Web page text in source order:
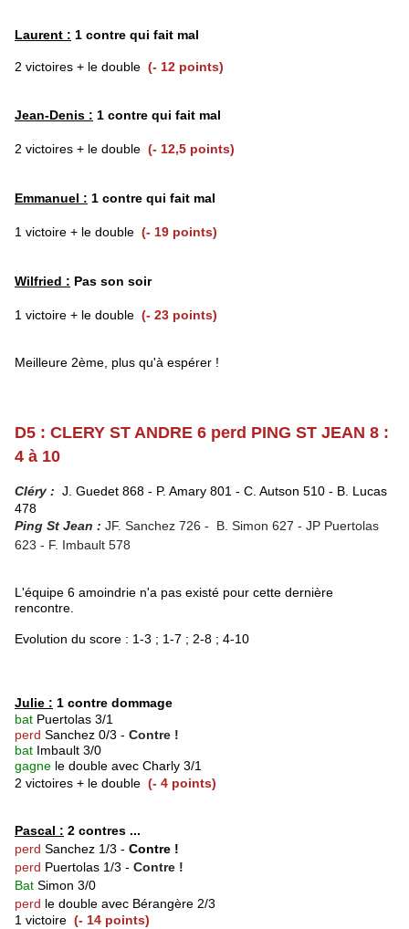
Laurent : 1 contre qui fait mal
2 victoires + le double (- 12 points)
Jean-Denis : 1 contre qui fait mal
2 victoires + le double (- 12,5 points)
Emmanuel : 1 contre qui fait mal
1 victoire + le double (- 19 points)
Wilfried : Pas son soir
1 victoire + le double (- 23 points)
Meilleure 2ème, plus qu'à espérer !
D5 : CLERY ST ANDRE 6 perd PING ST JEAN 8 :
4 à 10
Cléry : J. Guedet 868 - P. Amary 801 - C. Autson 510 - B. Lucas
478
Ping St Jean : JF. Sanchez 726 - B. Simon 627 - JP Puertolas
623 - F. Imbault 578
L'équipe 6 amoindrie n'a pas existé pour cette dernière
rencontre.
Evolution du score : 1-3 ; 1-7 ; 2-8 ; 4-10
Julie : 1 contre dommage
bat Puertolas 3/1
perd Sanchez 0/3 - Contre !
bat Imbault 3/0
gagne le double avec Charly 3/1
2 victoires + le double (- 4 points)
Pascal : 2 contres ...
perd Sanchez 1/3 - Contre !
perd Puertolas 1/3 - Contre !
Bat Simon 3/0
perd le double avec Bérangère 2/3
1 victoire (- 14 points)